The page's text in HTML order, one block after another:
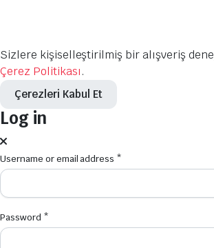
Sizlere kişiselleştirilmiş bir alışveriş
Çerez Politikası.
Çerezleri Kabul Et
Log in
Username or email address *
Password *